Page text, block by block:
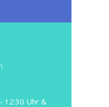
12:30 Uhr &